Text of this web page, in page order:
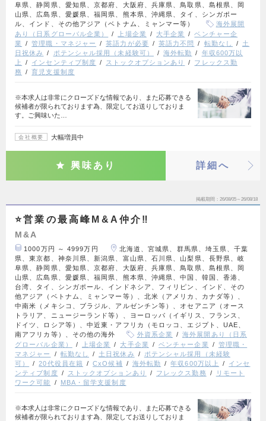
阜県、静岡県、愛知県、京都府、大阪府、兵庫県、鳥取県、島根県、岡
山県、広島県、愛媛県、福岡県、熊本県、沖縄県、タイ、シンガポー
ル、インド、その他アジア（ベトナム、ミャンマー等）
海外展開
あり（日系グローバル企業）
上場企業 大手企業
ベンチャー企
業
管理職・マネジャー 英語力が必要 英語力不問 転勤なし
土
日祝休み
ポテンシャル採用（未経験可） 海外転勤
年収600万以
上
インセンティブ制度 ストックオプションあり
フレックス勤
務
育児支援制度
※本求人は非常にクローズドな情報であり、また応募できる
候補者が限られております為、限定してお送りしておりま
す。ご興味いた…
会社概要 大幅増員中
興味あり 詳細へ
掲載期間 26/08/05～26/08/18
⭐営業の最高峰M&A仲介‼️
M&A
1000万円 ～ 4999万円
北海道、宮城県、群馬県、埼玉県、千葉
県、東京都、神奈川県、新潟県、富山県、石川県、山梨県、長野県、岐
阜県、静岡県、愛知県、京都府、大阪府、兵庫県、鳥取県、島根県、岡
山県、広島県、愛媛県、福岡県、熊本県、沖縄県、中国、韓国、香港、
台湾、タイ、シンガポール、インドネシア、フィリピン、インド、その
他アジア（ベトナム、ミャンマー等）、北米（アメリカ、カナダ等）、
中南米（メキシコ、ブラジル、アルゼンチン等）、オセアニア（オース
トラリア、ニュージーランド等）、ヨーロッパ（イギリス、フランス、
ドイツ、ロシア等）、中近東・アフリカ（モロッコ、エジプト、UAE、
南アフリカ等）、その他の海外
外資系企業
海外展開あり（日系
グローバル企業）
上場企業 大手企業 ベンチャー企業
管理職・
マネジャー
転勤なし 土日祝休み
ポテンシャル採用（未経験
可）
20代役員在籍 CxO候補 海外転勤 年収600万以上
インセ
ンティブ制度
ストックオプションあり フレックス勤務
リモート
ワーク可能
MBA・留学支援制度
※本求人は非常にクローズドな情報であり、また応募できる
候補者が限られております為、限定してお送りしておりま